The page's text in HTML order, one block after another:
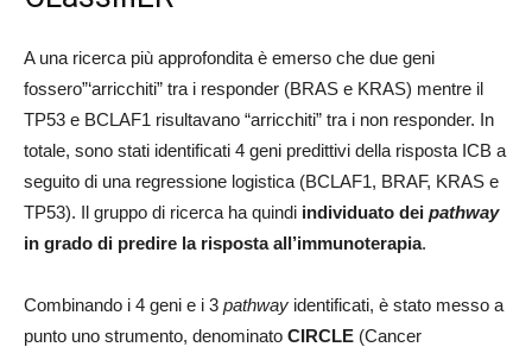
A una ricerca più approfondita è emerso che due geni
fossero”‘arricchiti” tra i responder (BRAS e KRAS) mentre il
TP53 e BCLAF1 risultavano “arricchiti” tra i non responder. In
totale, sono stati identificati 4 geni predittivi della risposta ICB a
seguito di una regressione logistica (BCLAF1, BRAF, KRAS e
TP53). Il gruppo di ricerca ha quindi individuato dei pathway
in grado di predire la risposta all’immunoterapia.
Combinando i 4 geni e i 3 pathway identificati, è stato messo a
punto uno strumento, denominato CIRCLE (Cancer